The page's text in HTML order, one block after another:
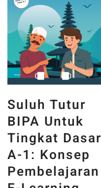
Suluh Tutur
BIPA Untuk
Tingkat Dasar
A-1: Konsep
Pembelajaran